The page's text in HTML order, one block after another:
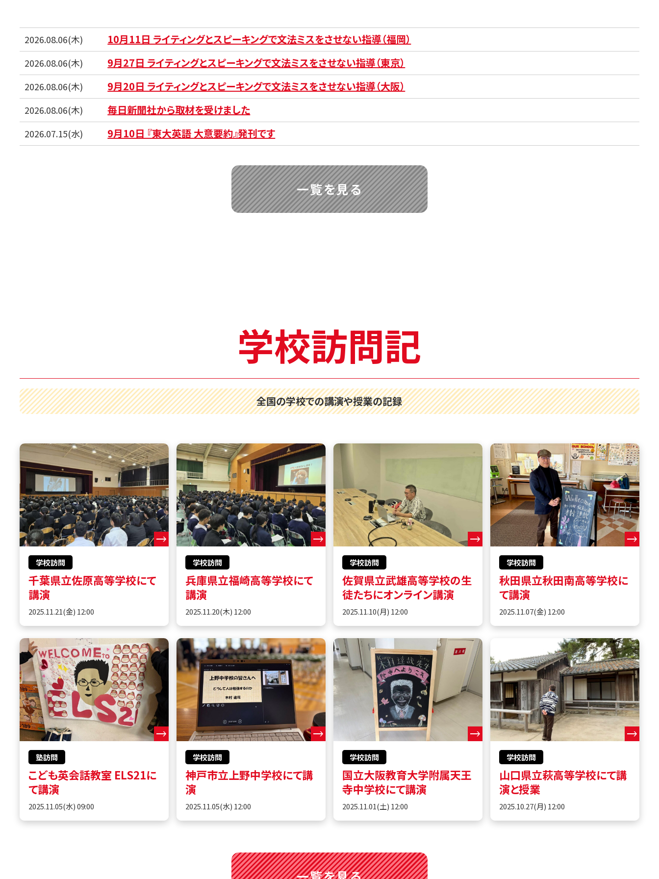
2026.08.06(木) 10月11日 ライティングとスピーキングで文法ミスをさせない指導（福岡）
2026.08.06(木) 9月27日 ライティングとスピーキングで文法ミスをさせない指導（東京）
2026.08.06(木) 9月20日 ライティングとスピーキングで文法ミスをさせない指導（大阪）
2026.08.06(木) 毎日新聞社から取材を受けました
2026.07.15(水) 9月10日 『東大英語 大意要約』発刊です
一覧を見る
学校訪問記
全国の学校での講演や授業の記録
学校訪問
千葉県立佐原高等学校にて
講演
2025.11.21(金) 12:00
学校訪問
兵庫県立福崎高等学校にて
講演
2025.11.20(木) 12:00
学校訪問
佐賀県立武雄高等学校の生
徒たちにオンライン講演
2025.11.10(月) 12:00
学校訪問
秋田県立秋田南高等学校に
て講演
2025.11.07(金) 12:00
塾訪問
こども英会話教室 ELS21に
て講演
2025.11.05(水) 09:00
学校訪問
神戸市立上野中学校にて講
演
2025.11.05(水) 12:00
学校訪問
国立大阪教育大学附属天王
寺中学校にて講演
2025.11.01(土) 12:00
学校訪問
山口県立萩高等学校にて講
演と授業
2025.10.27(月) 12:00